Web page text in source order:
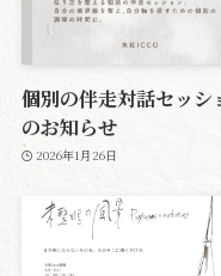
個別の伴走対話セッシ
のお知らせ
2026年1月26日